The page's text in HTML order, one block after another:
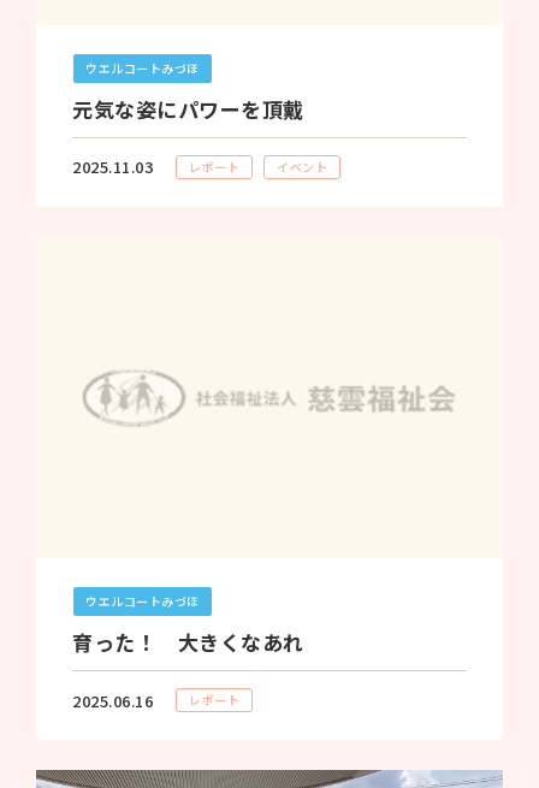
ウエルコートみづほ
元気な姿にパワーを頂戴
2025.11.03 レポート イベント
ウエルコートみづほ
育った！ 大きくなあれ
2025.06.16 レポート